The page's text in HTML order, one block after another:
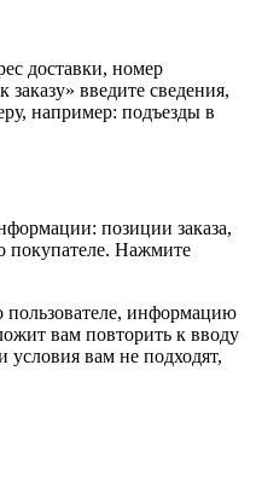
доставки, номер
введите сведения,
например: подъезды в
позиции заказа,
покупателе. Нажмите
информацию
вам повторить к вводу
условия вам не подходят,